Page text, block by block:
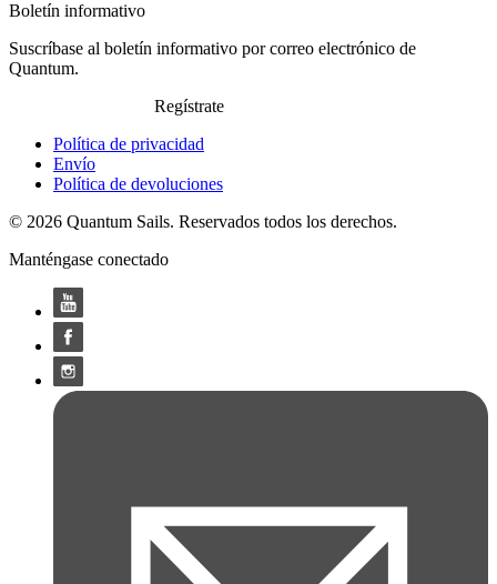
Boletín informativo
Suscríbase al boletín informativo por correo electrónico de
Quantum.
Regístrate
Política de privacidad
Envío
Política de devoluciones
© 2026 Quantum Sails. Reservados todos los derechos.
Manténgase conectado